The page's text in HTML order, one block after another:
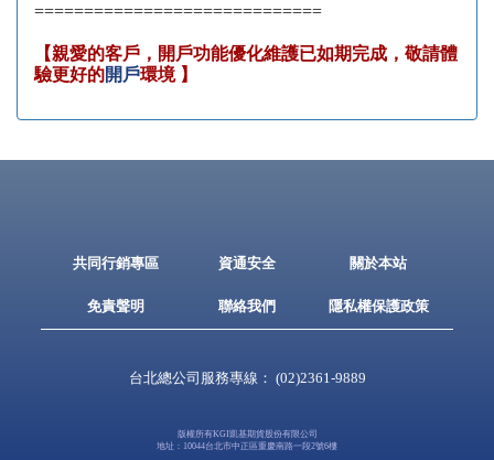
=============================
【親愛的客戶，開戶功能優化維護已如期完成，敬請體
驗更好的開戶環境 】
共同行銷專區 資通安全 關於本站
免責聲明 聯絡我們 隱私權保護政策
台北總公司服務專線： (02)2361-9889
版權所有KGI凱基期貨股份有限公司
地址：10044台北市中正區重慶南路一段2號6樓